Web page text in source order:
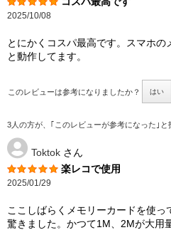
2025/10/08
とにかくコスパ最高です。スマホ
と動作してます。
このレビューは参考になりましたか？ はい
3人の方が、｢このレビューが参考になった｣と
Toktok さん
楽レコで使用
2025/01/29
ここしばらくメモリーカードを使っ
驚きました。かつて1M、2Mが大用